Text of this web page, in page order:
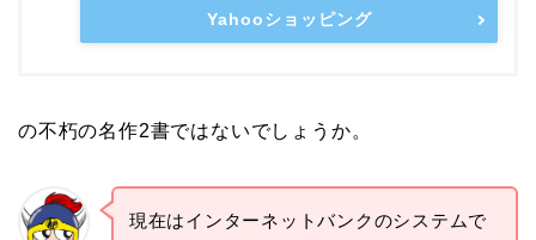
Yahooショッピング
の不朽の名作2書ではないでしょうか。
現在はインターネットバンクのシステムで